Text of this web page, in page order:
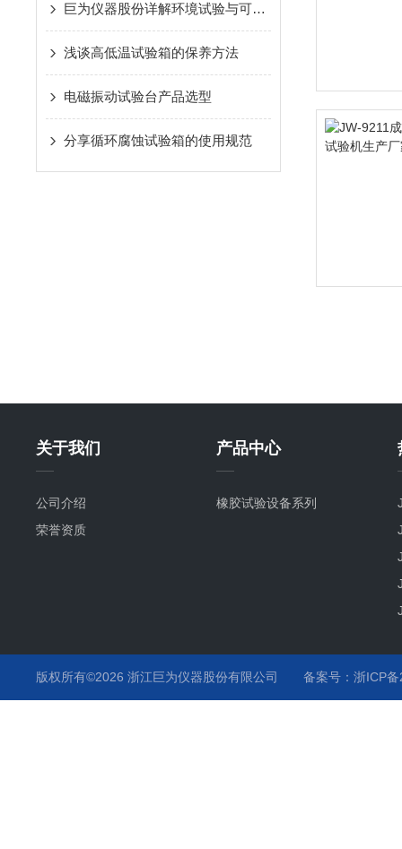
巨为仪器股份详解环境试验与可靠性试验的区别
浅谈高低温试验箱的保养方法
电磁振动试验台产品选型
分享循环腐蚀试验箱的使用规范
关于我们
公司介绍
荣誉资质
产品中心
橡胶试验设备系列
版权所有©2026 浙江巨为仪器股份有限公司 备案号：浙ICP